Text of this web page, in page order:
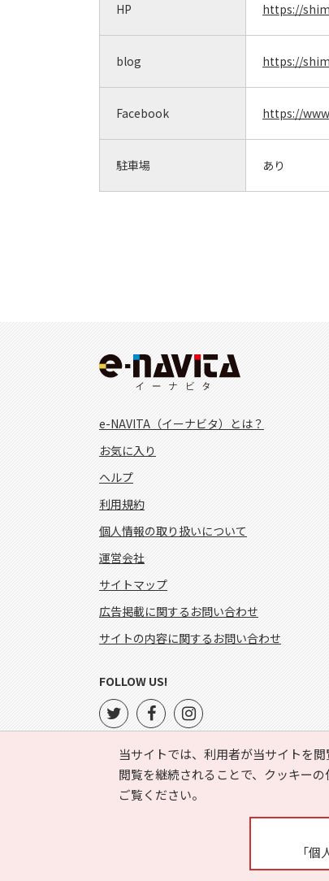
HP https://
blog https://
Facebook https://
駐車場 あり
当サイトでは、利用者が当サイトを
閲覧を継続されることで、クッキー
ご覧ください。
「
e-NAVITA（イーナビタ）とは？
お気に入り
ヘルプ
利用規約
個人情報の取り扱いについて
運営会社
サイトマップ
広告掲載に関するお問い合わせ
サイトの内容に関するお問い合わせ
FOLLOW US!